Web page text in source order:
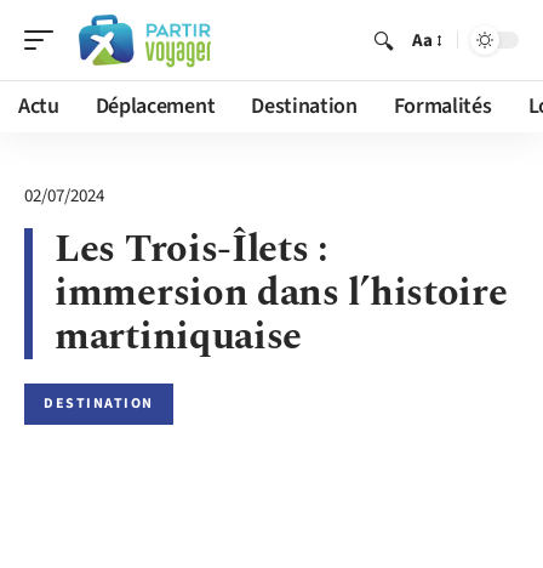
Aa
Actu Déplacement Destination Formalités
02/07/2024
Les Trois-Îlets :
immersion dans l’histoire
martiniquaise
DESTINATION